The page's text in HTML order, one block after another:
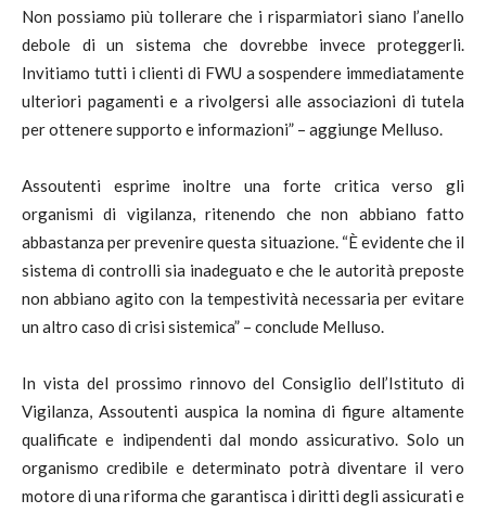
Non possiamo più tollerare che i risparmiatori siano l’anello
debole di un sistema che dovrebbe invece proteggerli.
Invitiamo tutti i clienti di FWU a sospendere immediatamente
ulteriori pagamenti e a rivolgersi alle associazioni di tutela
per ottenere supporto e informazioni” – aggiunge Melluso.
Assoutenti esprime inoltre una forte critica verso gli
organismi di vigilanza, ritenendo che non abbiano fatto
abbastanza per prevenire questa situazione. “È evidente che il
sistema di controlli sia inadeguato e che le autorità preposte
non abbiano agito con la tempestività necessaria per evitare
un altro caso di crisi sistemica” – conclude Melluso.
In vista del prossimo rinnovo del Consiglio dell’Istituto di
Vigilanza, Assoutenti auspica la nomina di figure altamente
qualificate e indipendenti dal mondo assicurativo. Solo un
organismo credibile e determinato potrà diventare il vero
motore di una riforma che garantisca i diritti degli assicurati e